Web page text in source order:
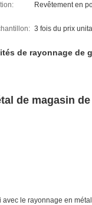
Revêtement en
3 fois du prix
de rayonnage de
de magasin
avec le rayonnage en